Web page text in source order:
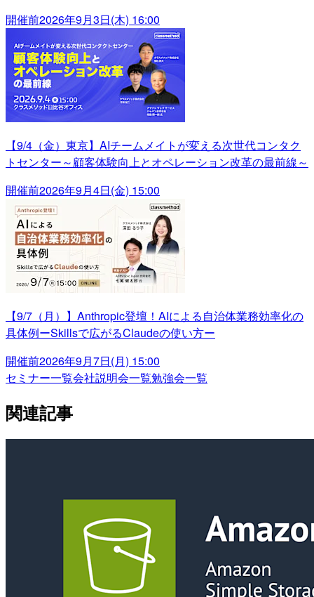
開催前2026年9月3日(木) 16:00
【9/4（金）東京】AIチームメイトが変える次世代コンタク
トセンター～顧客体験向上とオペレーション改革の最前線～
開催前2026年9月4日(金) 15:00
【9/7（月）】Anthropic登壇！AIによる自治体業務効率化の
具体例ーSkillsで広がるClaudeの使い方ー
開催前2026年9月7日(月) 15:00
セミナー一覧会社説明会一覧勉強会一覧
関連記事